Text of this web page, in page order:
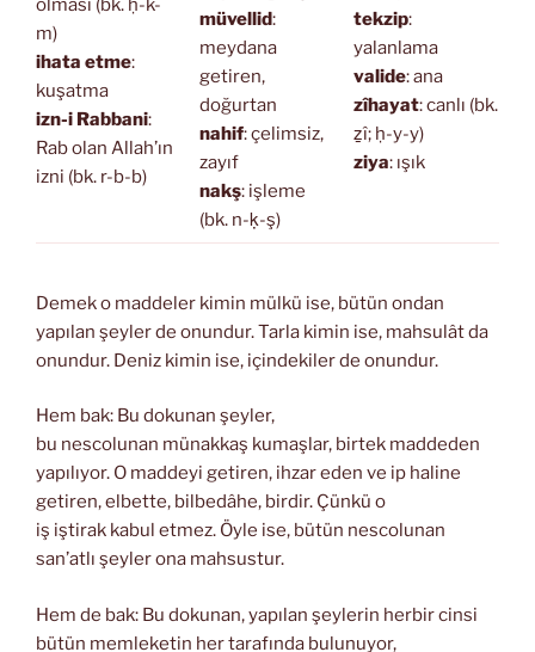
olması (bk. ḥ-k-
m)
ihata etme:
kuşatma
izn-i Rabbani:
Rab olan Allah’ın
izni (bk. r-b-b)
müvellid:
meydana
getiren,
doğurtan
nahif: çelimsiz,
zayıf
nakş: işleme
(bk. n-ḳ-ş)
tekzip:
yalanlama
valide: ana
zîhayat: canlı (bk.
ẕî; ḥ-y-y)
ziya: ışık
Demek o maddeler kimin mülkü ise, bütün ondan
yapılan şeyler de onundur. Tarla kimin ise, mahsulât da
onundur. Deniz kimin ise, içindekiler de onundur.
Hem bak: Bu dokunan şeyler,
bu nescolunan münakkaş kumaşlar, birtek maddeden
yapılıyor. O maddeyi getiren, ihzar eden ve ip haline
getiren, elbette, bilbedâhe, birdir. Çünkü o
iş iştirak kabul etmez. Öyle ise, bütün nescolunan
san’atlı şeyler ona mahsustur.
Hem de bak: Bu dokunan, yapılan şeylerin herbir cinsi
bütün memleketin her tarafında bulunuyor,